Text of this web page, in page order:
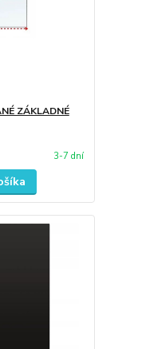
ZÁKLADNÉ
3-7 dní